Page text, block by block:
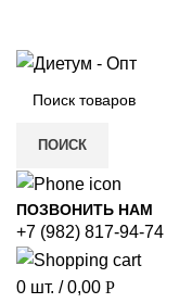
ПОИСК
ПОЗВОНИТЬ НАМ
+7 (982) 817-94-74
0 шт. / 0,00 Р